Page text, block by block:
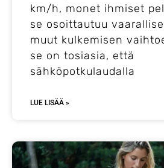
km/h, monet ihmiset
se osoittautuu
muut kulkemisen
se on tosiasia, että
sähköpotkulaudalla
LUE LISÄÄ »